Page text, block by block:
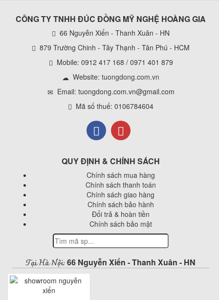
CÔNG TY TNHH ĐÚC ĐỒNG MỸ NGHỆ HOÀNG GIA
66 Nguyễn Xiển - Thanh Xuân - HN
879 Trường Chinh - Tây Thạnh - Tân Phú - HCM
Mobile: 0912 417 168 / 0971 401 879
Website: tuongdong.com.vn
Email: tuongdong.com.vn@gmail.com
Mã số thuế: 0106784604
QUY ĐỊNH & CHÍNH SÁCH
Chính sách mua hàng
Chính sách thanh toán
Chính sách giao hàng
Chính sách bảo hành
Đổi trả & hoàn tiền
Chính sách bảo mật
Tại Hà Nội: 66 Nguyễn Xiển - Thanh Xuân - HN